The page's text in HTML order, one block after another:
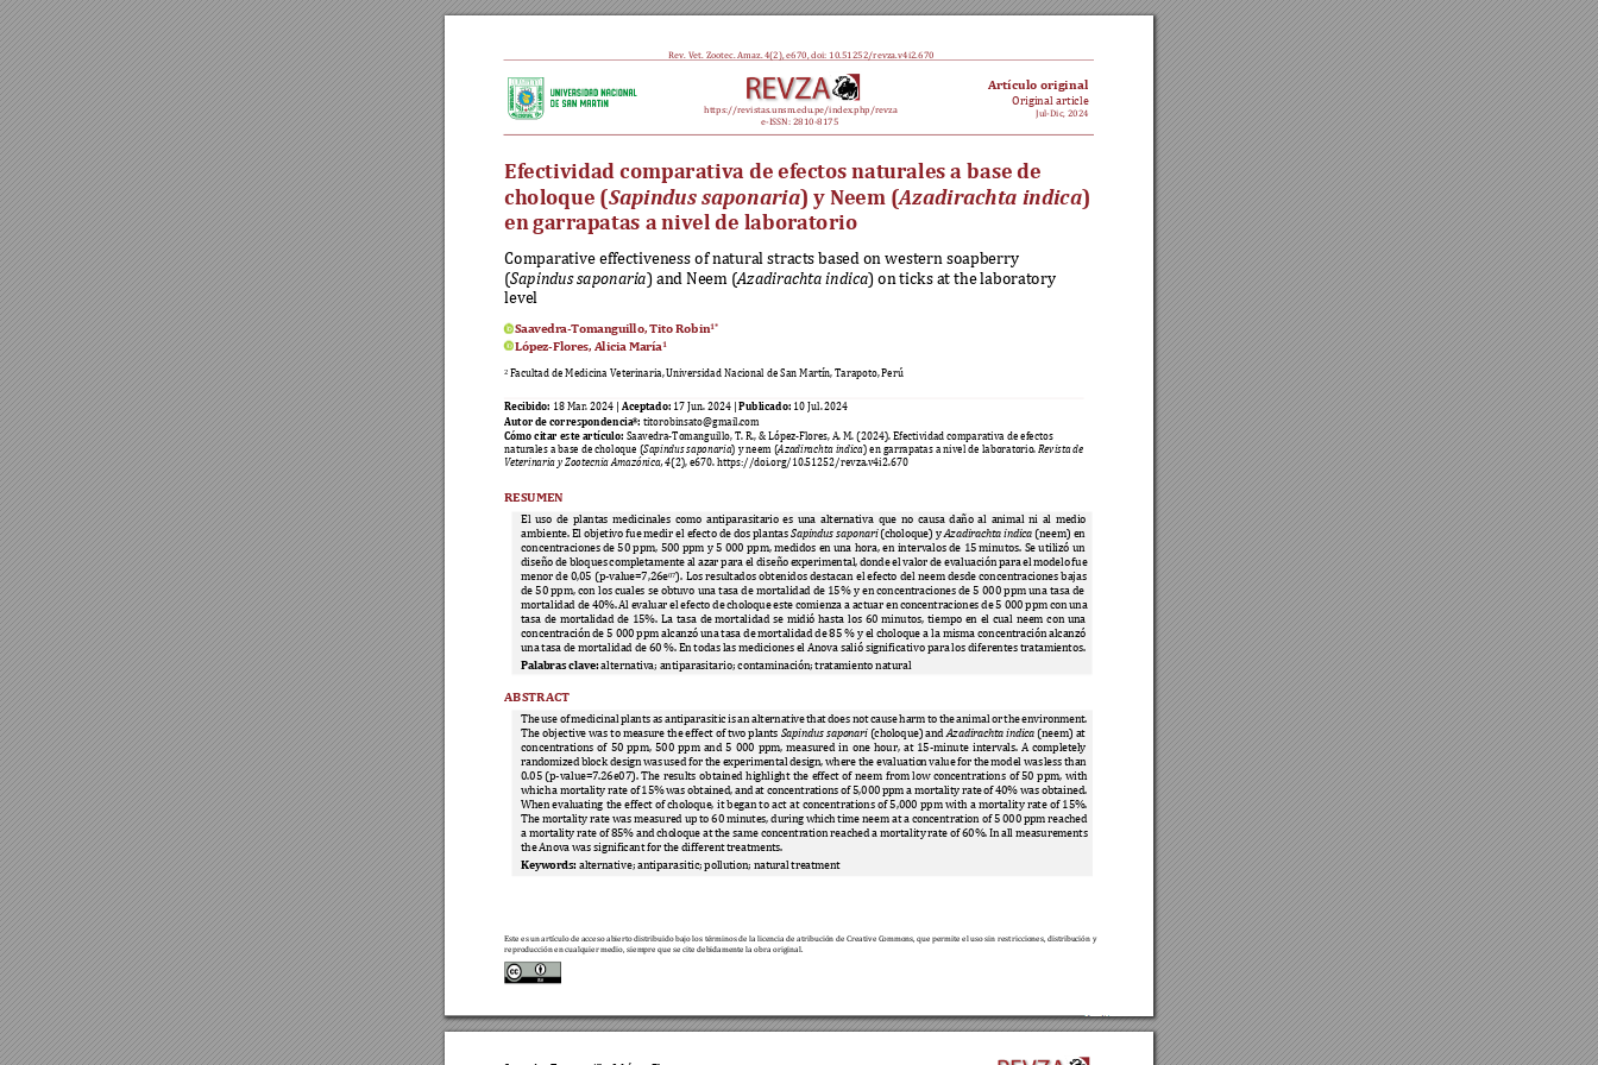
Rev. Vet. Zootec. Amaz. 4(2), e670 , doi: 10.51252/revza.v4i2.670
Artículo original
Original article
Jul-Dic, 2024
https://revistas.unsm.edu.pe/index.php/revza
e-ISSN: 2810-8 175
Este es un artículo de acceso abierto distribuido bajo los términos de la licencia de atribución de Creative Commons, que permite el uso sin restricciones, distribución y
reproducción en cualquier medio, siempre que se cite debidamente la obra original.
Efectividad comparativa de efectos naturales a base de
choloque (Sapindus saponaria) y Neem (Azadirachta indica)
en garrapatas a nivel de laboratorio
Comparative effectiveness of natural stracts based on western soapberry
(Sapindus saponaria) and Neem (Azadirachta indica) on ticks at the laboratory
level
Saavedra-Tomanguillo, Tito Robin1*
López-Flores, Alicia María1
2 Facultad de Medicina Veterinaria, Universidad Nacional de San Martín, Tarapoto, Perú
Recibido: 18 Mar. 2024 Aceptado: 17 Jun. 2024 | Publicado: 10 Jul. 2024
Autor de correspondencia*: titorobinsato@gmail.com
Cómo citar este artículo: Saavedra-Tomanguillo, T. R., & López-Flores, A. M. (2024). Efectividad comparativa de efectos
naturales a base de choloque (Sapindus saponaria) y neem (Azadirachta indica) en garrapatas a nivel de laboratorio. Revista de
Veterinaria y Zootecnia Amazónica, 4(2), e670. https://doi.org/10.51252/revza.v4i2.670
RESUMEN
El uso de plantas medicinales como antiparasitario es una alternativa que no causa daño al animal ni al
medio
ambiente. El objetivo fue medir el efecto de dos plantas Sapindus saponari (choloque) y Azadirachta indica (neem) en
concentraciones de 50 ppm, 500 ppm y 5 000 ppm, medidos en una hora, en intervalos de 15 minutos. Se utilizó un
diseño de bloques completamente al azar para el diseño experimental, donde el valor de evaluación para el modelo fue
menor de 0,05 (p-value=7,26e07). Los resultados obtenidos destacan el efecto del neem desde concentraciones bajas
de 50 ppm, con los cuales se obtuvo una tasa de mortalidad de 15% y en concentraciones de 5 000 ppm una tasa de
mortalidad de 40%. Al evaluar el efecto de choloque este comienza a actuar en concentraciones de 5 000 ppm con una
tasa de mortalidad de 15%. La tasa de mortalidad se midió hasta los 60 minutos, tiempo en el cual neem con una
concentración de 5 000 ppm alcanzó una tasa de mortalidad de 85 % y el choloque a la misma concentración alcanzó
una tasa de mortalidad de 60 %. En todas las mediciones el Anova salió significativo para los diferentes tratamientos.
Palabras clave: alternativa; antiparasitario; contaminación; tratamiento natural
ABSTRACT
The use of medicinal plants as antiparasitic is an alternative that does not cause harm to the animal or the environment.
The objective was to measure the effect of two plants Sapindus saponari (choloque) and Azadirachta indica (neem) at
concentrations of 50 ppm, 500 ppm and 5 000 ppm, measured in one hour, at 15-minute intervals. A completely
randomized block design was used for the experimental design, where the evaluation value for the model was less than
0.05 (p-value=7.26e07). The results obtained highlight the effect of neem from low concentrations of 50 ppm, with
which a mortality rate of 15% was obtained, and at concentrations of 5,000 ppm a mortality rate of 40% was obtained.
When evaluating the effect of choloque, it began to act at concentrations of 5,000 ppm with a mortality rate of 15%.
The mortality rate was measured up to 60 minutes, during which time neem at a concentration of 5 000 ppm reached
a mortality rate of 85% and choloque at the same concentration reached a mortality rate of 60%. In all measurements
the Anova was significant for the different treatments.
Keywords: alternative; antiparasitic; pollution; natural treatment